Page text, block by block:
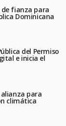
de fianza para
Dominicana
del Permiso
e inicia el
alianza para
climática